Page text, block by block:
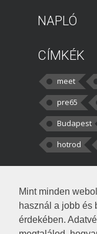
Mint minden
használ a jobb és
érdekében.
NAPLÓ
CÍMKÉK
meet
pre65
Budapest
hotrod
darabbaal